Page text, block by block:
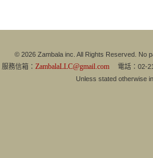
© 2026 Zambala inc. All Rights Reserved. No
服務信箱： ZambalaLLC@gmail.com 電話：02-
Unless stated